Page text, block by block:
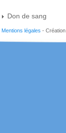
Don de sang
Mentions légales - Création